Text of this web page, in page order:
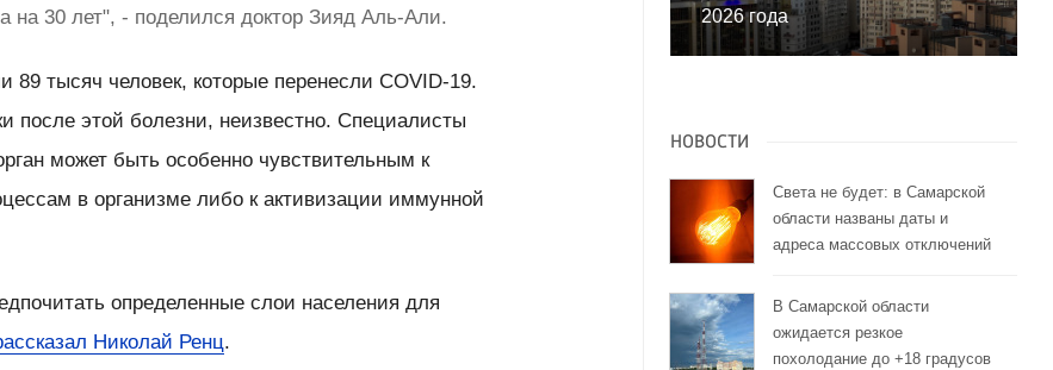
на 30 лет", - поделился доктор Зияд Аль-Али.
89 тысяч человек, которые перенесли COVID-19.
после этой болезни, неизвестно. Специалисты
может быть особенно чувствительным к
в организме либо к активизации иммунной
определенные слои населения для
Николай Ренц.
2026 года
НОВОСТИ
Света не будет: в Самарской
области названы даты и
адреса массовых отключений
В Самарской области
ожидается резкое
похолодание до +18 градусов